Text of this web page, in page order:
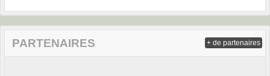
PARTENAIRES + de partenaires